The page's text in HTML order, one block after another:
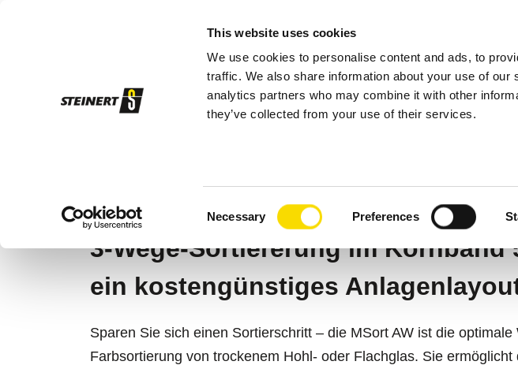
This website uses cookies
We use cookies to personalise content and ads, to
traffic. We also share information about your use of
analytics partners who may combine it with other
they’ve collected from your use of their services.
Necessary Preferences
Sortiersysteme
MSORT® AW
3-Wege-Sortiererung im Kornband
ein kostengünstiges
Sparen Sie sich einen Sortierschritt – die MSort AW ist die
Farbsortierung von trockenem Hohl- oder Flachglas. Sie ermöglicht